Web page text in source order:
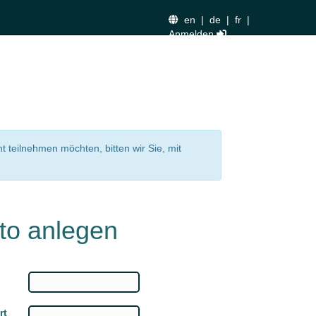
en | de | fr |
Anmelden
teilnehmen möchten, bitten wir Sie, mit
anlegen